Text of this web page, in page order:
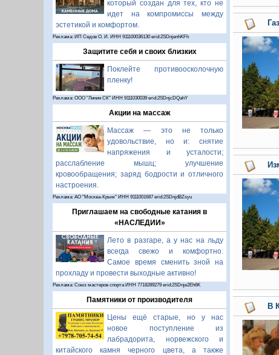
который создан для тех, кто не
идет на компромиссы между
эстетикой и комфортом.
Реклама: ИП Седов О. И. ИНН 911100036130 erid:2SDnjenhKFh
Защитите себя и своих близких
Поклейте противоосколочную
пленку!
Реклама: ООО "Линия СК" ИНН 9111030039 erid:2SDnjcDQahY
Акции на массаж
Массаж — это не только
удовольствие, но и: снятие
напряжения и усталости;
расслабление мышц; улучшение
кровообращения; заряд бодрости и отличного
настроения.
Реклама: АО "Москва-Крым" ИНН 9111001687 erid:2SDnjdBZsyu
Приглашаем на свободные катания в
«НАСЛЕДИИ»
Лето в разгаре, а у нас на льду
всегда свежо и комфортно.
Самое время сменить зной на
прохладу и провести выходные активно!
Реклама: Союз мастеров спорта ИНН 7718289279 erid:2SDnje2Eh6K
Памятники от производителя
Цены ещё старые, но у нас
новое поступление из
лабрадорита, норвежского и
китайского камня черного цвета, а также
В